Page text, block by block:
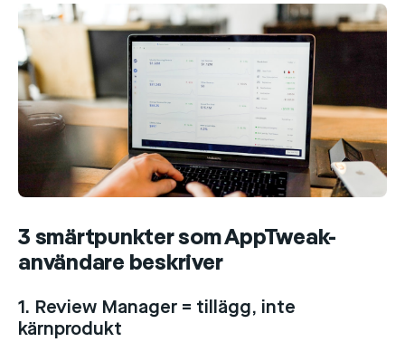
3 smärtpunkter som AppTweak-
användare beskriver
1. Review Manager = tillägg, inte
kärnprodukt